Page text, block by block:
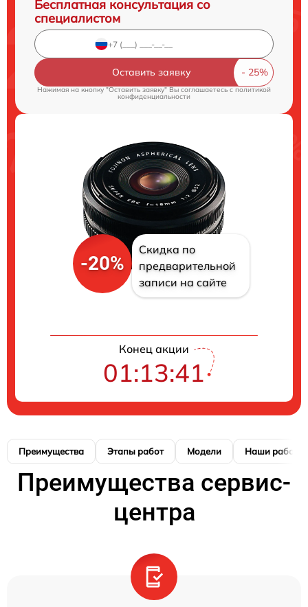
Бесплатная консультация со
специалистом
Оставить заявку
Нажимая на кнопку "Оставить заявку" Вы соглашаетесь c политикой
конфиденциальности
-20%
Скидка по
предварительной
записи на сайте
Конец акции
01:13:41
Преимущества Этапы работ Модели Наши работы
Преимущества сервис-
центра